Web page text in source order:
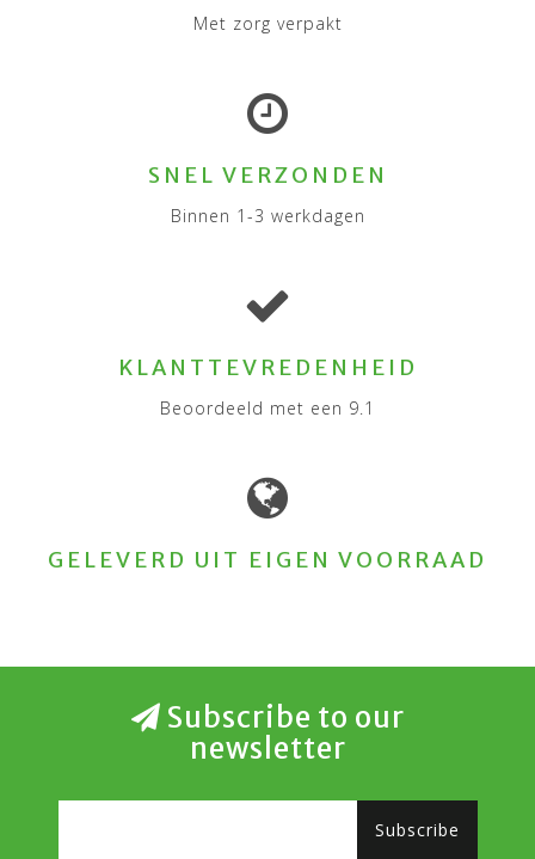
Met zorg verpakt
SNEL VERZONDEN
Binnen 1-3 werkdagen
KLANTTEVREDENHEID
Beoordeeld met een 9.1
GELEVERD UIT EIGEN VOORRAAD
Subscribe to our
newsletter
Subscribe